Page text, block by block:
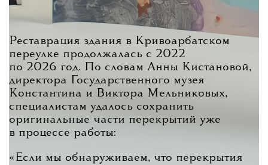
Реставрация здания в Кривоарбатском
переулке продолжалась с 2022
по 2026 год. По словам Анны Кистановой,
директора Государственного музея
Константина и Виктора Мельниковых,
специалистам удалось сохранить
оригинальные части перекрытий уже
в процессе работы:
«Если мы обнаруживаем, что перекрытия